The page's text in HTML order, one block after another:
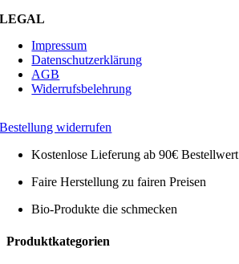
LEGAL
Impressum
Datenschutzerklärung
AGB
Widerrufsbelehrung
Bestellung widerrufen
Kostenlose Lieferung ab 90€ Bestellwert
Faire Herstellung zu fairen Preisen
Bio-Produkte die schmecken
Toggle
Produktkategorien